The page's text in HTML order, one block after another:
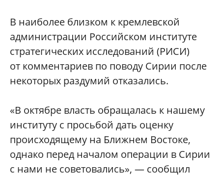
В наиболее близком к кремлевской
администрации Российском институте
стратегических исследований (РИСИ)
от комментариев по поводу Сирии после
некоторых раздумий отказались.
«В октябре власть обращалась к нашему
институту с просьбой дать оценку
происходящему на Ближнем Востоке,
однако перед началом операции в Сирии
с нами не советовались», — сообщил